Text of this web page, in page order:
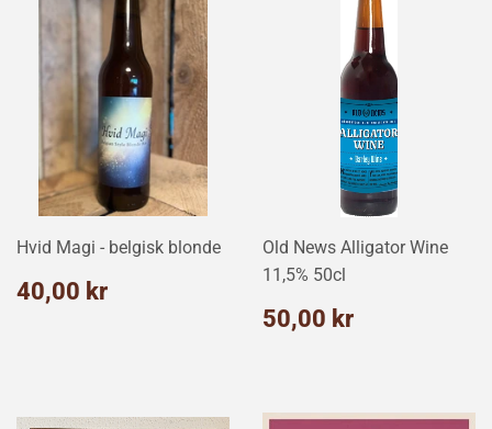
Hvid Magi - belgisk blonde
Normalpris
40,00 kr
Old News Alligator Wine
11,5% 50cl
Normalpris
50,00 kr